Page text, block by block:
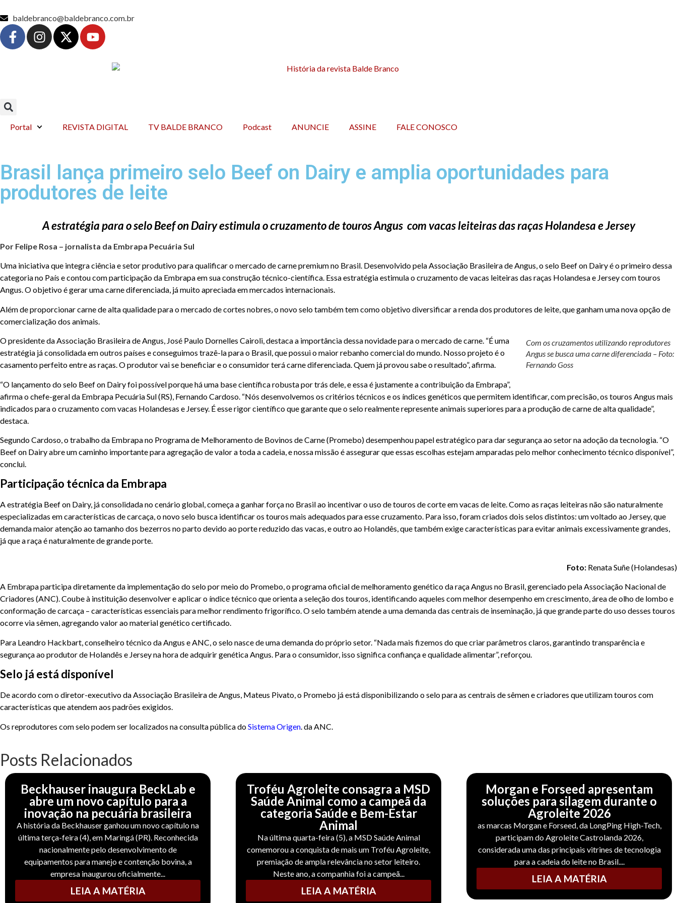
baldebranco@baldebranco.com.br
Portal REVISTA DIGITAL TV BALDE BRANCO Podcast ANUNCIE ASSINE FALE CONOSCO
Brasil lança primeiro selo Beef on Dairy e amplia oportunidades para
produtores de leite
A estratégia para o selo Beef on Dairy estimula o cruzamento de touros Angus com vacas leiteiras das raças Holandesa e Jersey
Por Felipe Rosa – jornalista da Embrapa Pecuária Sul
Uma iniciativa que integra ciência e setor produtivo para qualificar o mercado de carne premium no Brasil. Desenvolvido pelaAssociação Brasileira de Angus, o selo Beef on Dairy é o primeiro dessa
categoria no País e contou com participação da Embrapa em sua construção técnico-científica. Essa estratégia estimula o cruzamento de vacas leiteiras das raças Holandesa e Jersey com touros
Angus. O objetivo é gerar uma carne diferenciada, já muito apreciada em mercados internacionais.
Além de proporcionar carne de alta qualidade para o mercado de cortes nobres, o novo selo também tem como objetivo diversificar a renda dos produtores de leite, que ganham uma nova opção de
comercialização dos animais.
Com os cruzamentos utilizando reprodutores
Angus se busca uma carne diferenciada – Foto:
Fernando Goss
O presidente da Associação Brasileira de Angus, José Paulo Dornelles Cairoli, destaca a importância dessa novidade para o mercado de carne. “É uma
estratégia já consolidada em outros países e conseguimos trazê-la para o Brasil, que possui o maior rebanho comercial do mundo. Nosso projeto é o
casamento perfeito entre as raças. O produtor vai se beneficiar e o consumidor terá carne diferenciada. Quem já provou sabe o resultado”, afirma.
“O lançamento do selo Beef on Dairy foi possível porque há uma base científica robusta por trás dele, e essa é justamente a contribuição da Embrapa”,
afirma o chefe-geral da Embrapa Pecuária Sul(RS), Fernando Cardoso . “Nós desenvolvemos os critérios técnicos e os índices genéticos que permitem identificar, com precisão, os touros Angus mais
indicados para o cruzamento com vacas Holandesas e Jersey. É esse rigor científico que garante que o selo realmente represente animais superiores para a produção de carne de alta qualidade”,
destaca.
Segundo Cardoso, o trabalho da Embrapa no Programa de Melhoramento de Bovinos de Carne (Promebo) desempenhou papel estratégico para dar segurança ao setor na adoção da tecnologia. “O
Beef on Dairy abre um caminho importante para agregação de valor a toda a cadeia, e nossa missão é assegurar que essas escolhas estejam amparadas pelo melhor conhecimento técnico disponível”,
conclui.
Participação técnica da Embrapa
A estratégia Beef on Dairy, já consolidada no cenário global, começa a ganhar força no Brasil ao incentivar o uso de touros de corte em vacas de leite. Como as raças leiteiras não são naturalmente
especializadas em características de carcaça, o novo selo busca identificar os touros mais adequados para esse cruzamento. Para isso, foram criados dois selos distintos: um voltado ao Jersey, que
demanda maior atenção ao tamanho dos bezerros no parto devido ao porte reduzido das vacas, e outro ao Holandês, que também exige características para evitar animais excessivamente grandes,
já que a raça é naturalmente de grande porte.
Foto: Renata Suñe (Holandesas)
A Embrapa participa diretamente da implementação do selo por meio do Promebo, o programa oficial de melhoramento genético da raça Angus no Brasil, gerenciado pela Associação Nacional de
Criadores (ANC). Coube à instituição desenvolver e aplicar o índice técnico que orienta a seleção dos touros, identificando aqueles com melhor desempenho em crescimento, área de olho de lombo e
conformação de carcaça – características essenciais para melhor rendimento frigorífico. O selo também atende a uma demanda das centrais de inseminação, já que grande parte do uso desses touros
ocorre via sêmen, agregando valor ao material genético certificado.
Para Leandro Hackbart, conselheiro técnico da Angus e ANC, o selo nasce de uma demanda do próprio setor. “Nada mais fizemos do que criar parâmetros claros, garantindo transparência e
segurança ao produtor de Holandês e Jersey na hora de adquirir genética Angus. Para o consumidor, isso significa confiança e qualidade alimentar”, reforçou.
Selo já está disponível
De acordo com o diretor-executivo da Associação Brasileira de Angus, Mateus Pivato, o Promebo já está disponibilizando o selo para as centrais de sêmen e criadores que utilizam touros com
características que atendem aos padrões exigidos.
Os reprodutores com selo podem ser localizados na consulta pública doSistema Origen . da ANC.
Posts Relacionados
Beckhauser inaugura BeckLab e
abre um novo capítulo para a
inovação na pecuária brasileira
A história da Beckhauser ganhou um novo capítulo na
última terça-feira (4), em Maringá (PR). Reconhecida
nacionalmente pelo desenvolvimento de
equipamentos para manejo e contenção bovina, a
empresa inaugurou oficialmente...
LEIA A MATÉRIA
Troféu Agroleite consagra a MSD
Saúde Animal como a campeã da
categoria Saúde e Bem-Estar
Animal
Na última quarta-feira (5), a MSD Saúde Animal
comemorou a conquista de mais um Troféu Agroleite,
premiação de ampla relevância no setor leiteiro.
Neste ano, a companhia foi a campeã...
LEIA A MATÉRIA
Morgan e Forseed apresentam
soluções para silagem durante o
Agroleite 2026
as marcas Morgan e Forseed, da LongPing High-Tech,
participam do Agroleite Castrolanda 2026,
considerada uma das principais vitrines de tecnologia
para a cadeia do leite no Brasil....
LEIA A MATÉRIA